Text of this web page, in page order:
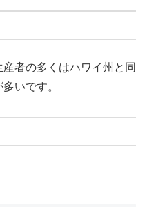
者の多くはハワイ州と同
いです。